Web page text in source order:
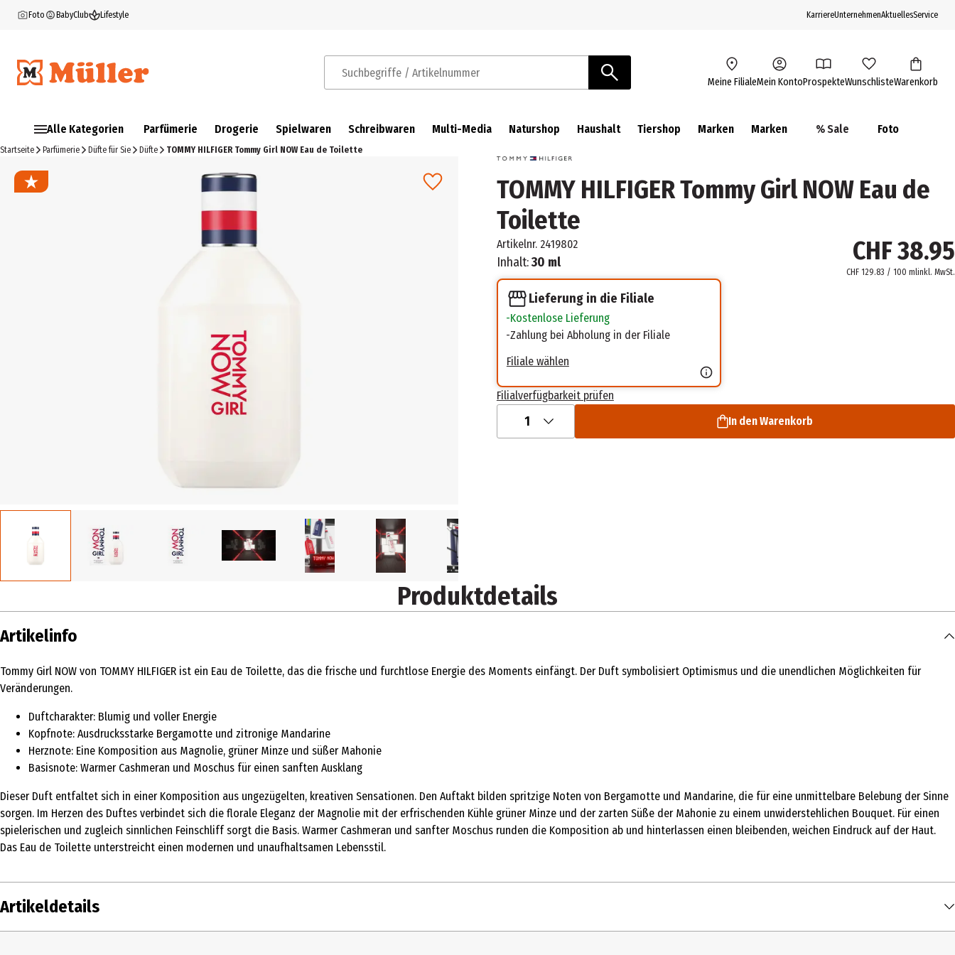
Foto BabyClub Lifestyle KarriereUnternehmenAktuellesService
Suchbegriffe / Artikelnummer Meine FilialeMein KontoProspekteWunschlisteWarenkorb
Alle Kategorien Parfümerie Drogerie Spielwaren Schreibwaren Multi-Media Naturshop Haushalt Tiershop Marken Marken % Sale Foto
Startseite Parfümerie Düfte für Sie Düfte TOMMY HILFIGER Tommy Girl NOW Eau de Toilette
TOMMY HILFIGER Tommy Girl NOW Eau de
Toilette
Artikelnr. 2419802
Inhalt:30 ml CHF 38.95
CHF 129.83 / 100 mlinkl. MwSt.
Lieferung in die Filiale
Kostenlose Lieferung
Zahlung bei Abholung in der Filiale
Filiale wählen
Filialverfügbarkeit prüfen
1 In den Warenkorb
Produktdetails
Artikelinfo
Tommy Girl NOW von TOMMY HILFIGER ist ein Eau de Toilette, das die frische und furchtlose Energie des Moments einfängt. Der Duft symbolisiert Optimismus und die unendlichen Möglichkeiten für
Veränderungen.
Duftcharakter: Blumig und voller Energie
Kopfnote: Ausdrucksstarke Bergamotte und zitronige Mandarine
Herznote: Eine Komposition aus Magnolie, grüner Minze und süßer Mahonie
Basisnote: Warmer Cashmeran und Moschus für einen sanften Ausklang
Dieser Duft entfaltet sich in einer Komposition aus ungezügelten, kreativen Sensationen. Den Auftakt bilden spritzige Noten von Bergamotte und Mandarine, die für eine unmittelbare Belebung der Sinne
sorgen. Im Herzen des Duftes verbindet sich die florale Eleganz der Magnolie mit der erfrischenden Kühle grüner Minze und der zarten Süße der Mahonie zu einem unwiderstehlichen Bouquet. Für einen
spielerischen und zugleich sinnlichen Feinschliff sorgt die Basis. Warmer Cashmeran und sanfter Moschus runden die Komposition ab und hinterlassen einen bleibenden, weichen Eindruck auf der Haut.
Das Eau de Toilette unterstreicht einen modernen und unaufhaltsamen Lebensstil.
Artikeldetails